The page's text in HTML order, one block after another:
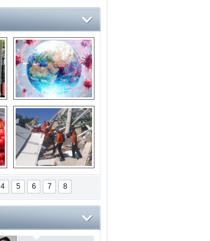
14 soruda
Koronavirüs
hakkında kendinizi
test edin...
Endonezya’daki
deprem: Ölü sayısı
bin 203'e yükseldi
4 5 6 7 8